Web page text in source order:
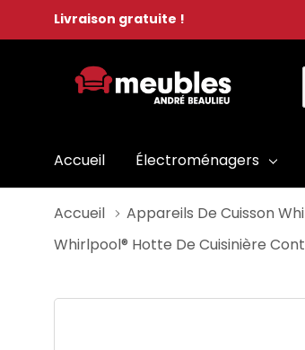
Livraison gratuite !
Accueil Électroménagers
Accueil Appareils De Cuisson
Whirlpool® Hotte De Cuisinière